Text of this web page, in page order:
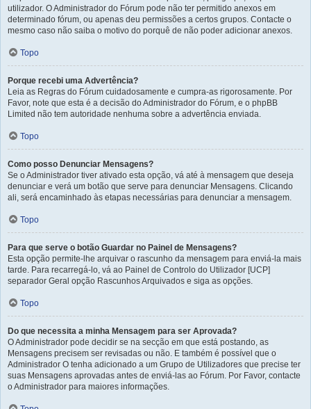
utilizador. O Administrador do Fórum pode não ter permitido anexos em
determinado fórum, ou apenas deu permissões a certos grupos. Contacte o
mesmo caso não saiba o motivo do porquê de não poder adicionar anexos.
Topo
Porque recebi uma Advertência?
Leia as Regras do Fórum cuidadosamente e cumpra-as rigorosamente. Por
Favor, note que esta é a decisão do Administrador do Fórum, e o phpBB
Limited não tem autoridade nenhuma sobre a advertência enviada.
Topo
Como posso Denunciar Mensagens?
Se o Administrador tiver ativado esta opção, vá até à mensagem que deseja
denunciar e verá um botão que serve para denunciar Mensagens. Clicando
ali, será encaminhado às etapas necessárias para denunciar a mensagem.
Topo
Para que serve o botão Guardar no Painel de Mensagens?
Esta opção permite-lhe arquivar o rascunho da mensagem para enviá-la mais
tarde. Para recarregá-lo, vá ao Painel de Controlo do Utilizador [UCP]
separador Geral opção Rascunhos Arquivados e siga as opções.
Topo
Do que necessita a minha Mensagem para ser Aprovada?
O Administrador pode decidir se na secção em que está postando, as
Mensagens precisem ser revisadas ou não. E também é possível que o
Administrador O tenha adicionado a um Grupo de Utilizadores que precise ter
suas Mensagens aprovadas antes de enviá-las ao Fórum. Por Favor, contacte
o Administrador para maiores informações.